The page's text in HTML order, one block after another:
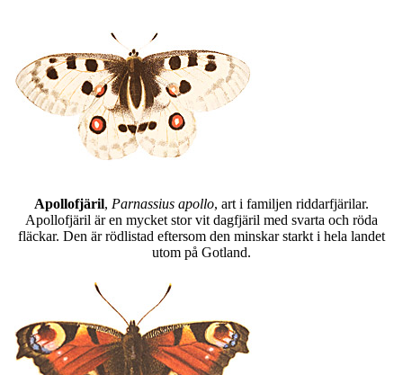
Apollofjäril, Parnassius apollo, art i familjen riddarfjärilar.
Apollofjäril är en mycket stor vit dagfjäril med svarta och röda
fläckar. Den är rödlistad eftersom den minskar starkt i hela landet
utom på Gotland.